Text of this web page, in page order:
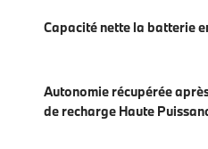
Capacité nette la batterie
Autonomie récupérée
de recharge Haute